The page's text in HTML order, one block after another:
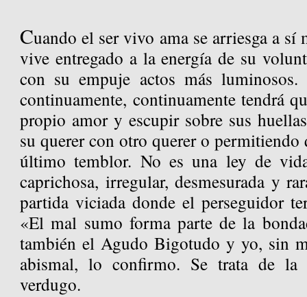
Cuando el ser vivo ama se arriesga a sí
vive entregado a la energía de su
con su empuje actos más luminosos.
continuamente, continuamente tendrá
propio amor y escupir sobre sus
su querer con otro querer o permitiendo
último temblor. No es una ley de
caprichosa, irregular, desmesurada y
partida viciada donde el perseguidor
«El mal sumo forma parte de la
también el Agudo Bigotudo y yo, sin
abismal, lo confirmo. Se trata de la
verdugo.